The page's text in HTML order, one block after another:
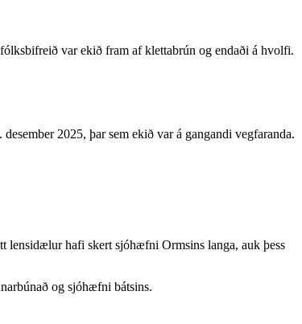
var ekið fram af klettabrún og endaði á hvolfi.
2025, þar sem ekið var á gangandi vegfaranda.
lensidælur hafi skert sjóhæfni Ormsins langa, auk þess
og sjóhæfni bátsins.